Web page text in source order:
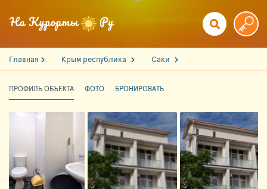
Главная Крым республика Саки
ПРОФИЛЬ ОБЪЕКТА ФОТО БРОНИРОВАТЬ